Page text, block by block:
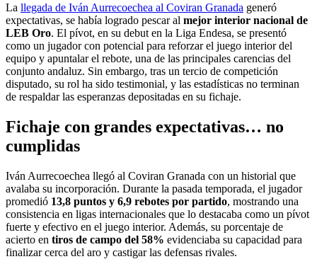
La llegada de Iván Aurrecoechea al Coviran Granada generó
expectativas, se había logrado pescar al mejor interior nacional de
LEB Oro. El pívot, en su debut en la Liga Endesa, se presentó
como un jugador con potencial para reforzar el juego interior del
equipo y apuntalar el rebote, una de las principales carencias del
conjunto andaluz. Sin embargo, tras un tercio de competición
disputado, su rol ha sido testimonial, y las estadísticas no terminan
de respaldar las esperanzas depositadas en su fichaje.
Fichaje con grandes expectativas… no
cumplidas
Iván Aurrecoechea llegó al Coviran Granada con un historial que
avalaba su incorporación. Durante la pasada temporada, el jugador
promedió 13,8 puntos y 6,9 rebotes por partido, mostrando una
consistencia en ligas internacionales que lo destacaba como un pívot
fuerte y efectivo en el juego interior. Además, su porcentaje de
acierto en tiros de campo del 58% evidenciaba su capacidad para
finalizar cerca del aro y castigar las defensas rivales.